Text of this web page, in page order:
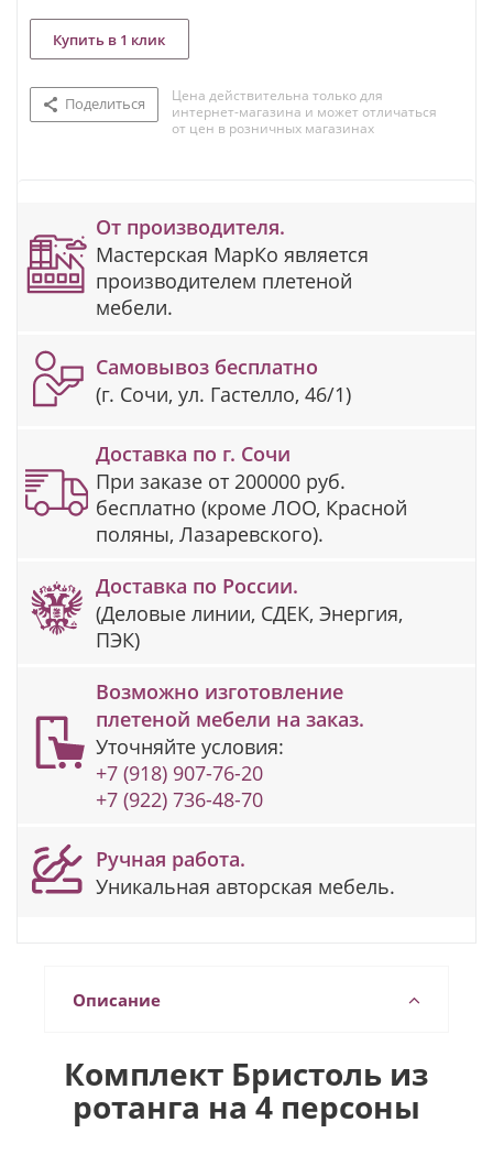
Купить в 1 клик
Поделиться
Цена действительна только для
интернет-магазина и может отличаться
от цен в розничных магазинах
От производителя.
Мастерская МарКо является
производителем плетеной
мебели.
Самовывоз бесплатно
(г. Сочи, ул. Гастелло, 46/1)
Доставка по г. Сочи
При заказе от 200000 руб.
бесплатно (кроме ЛОО, Красной
поляны, Лазаревского).
Доставка по России.
(Деловые линии, СДЕК, Энергия,
ПЭК)
Возможно изготовление
плетеной мебели на заказ.
Уточняйте условия:
+7 (918) 907-76-20
+7 (922) 736-48-70
Ручная работа.
Уникальная авторская мебель.
Описание
Комплект Бристоль из
ротанга на 4 персоны